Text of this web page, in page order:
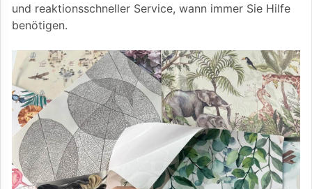
und reaktionsschneller Service, wann immer Sie Hilfe
benötigen.